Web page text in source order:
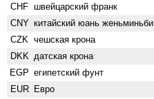
CHF швейцарский франк
CNY китайский юань женьминьби
CZK чешская крона
DKK датская крона
EGP египетский фунт
EUR Евро